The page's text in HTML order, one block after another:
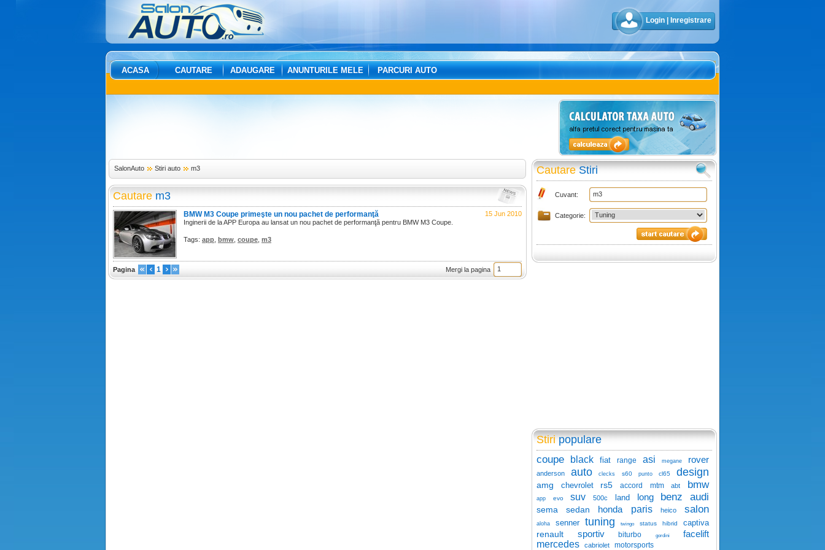
Login Inregistrare
ACASA CAUTARE ADAUGARE ANUNTURILE MELE PARCURI AUTO
SalonAuto Stiri auto m3
Cautare m3
15 Jun 2010
BMW M3 Coupe primeşte un nou pachet de performanţă
Inginerii de la APP Europa au lansat un nou pachet de performanţă pentru BMW M3 Coupe.
Tags: app bmw coupe m3
Pagina 1 Mergi la pagina
CautareStiri
Cuvant:
Categorie:
Stiripopulare
coupe black fiat range asi megane rover
anderson auto clecks s60 punto cl65 design
amg chevrolet rs5 accord mtm abt bmw
app evo suv 500c land long benz audi
sema sedan honda paris heico salon
aloha senner tuning twingo status hibrid captiva
renault sportiv biturbo gordini
facelift
mercedes
cabriolet motorsports